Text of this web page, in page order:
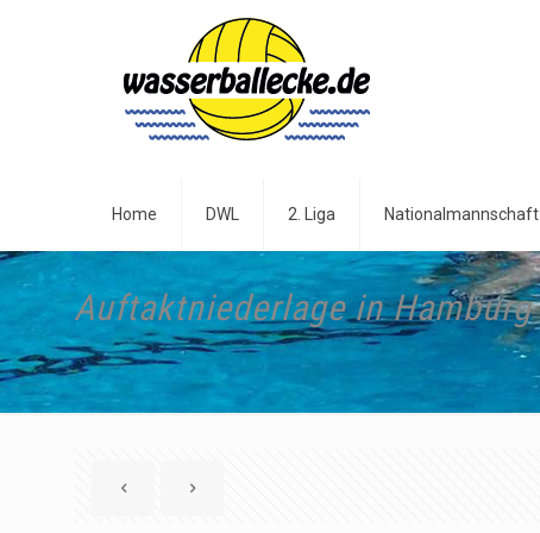
Home DWL 2. Liga Nationalmannschaft
Auftaktniederlage in Hamburg